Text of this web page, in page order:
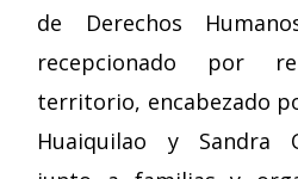
de Derechos
recepcionado por
territorio, encabezado
Huaiquilao y Sandra